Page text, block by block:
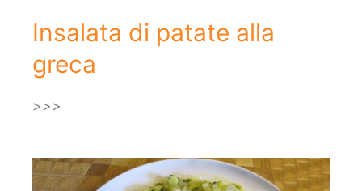
Insalata di patate alla
greca
>>>